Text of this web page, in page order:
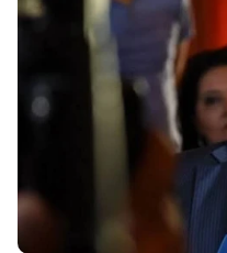
机上13名乘客受伤。印度
22:09
埃里温西利基扬区附近
埃里温 巴士路线有变化